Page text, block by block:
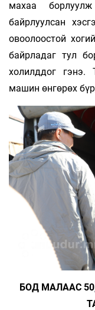
махаа
байрлуулсан
овоолоостой
байрладаг тул
холилддог гэнэ.
машин өнгөрөх
БОД МАЛААС